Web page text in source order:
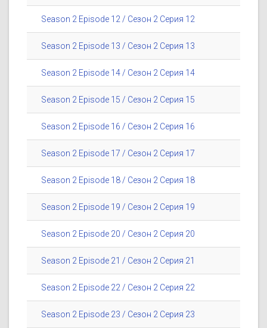
Season 2 Episode 12 / Сезон 2 Серия 12
Season 2 Episode 13 / Сезон 2 Серия 13
Season 2 Episode 14 / Сезон 2 Серия 14
Season 2 Episode 15 / Сезон 2 Серия 15
Season 2 Episode 16 / Сезон 2 Серия 16
Season 2 Episode 17 / Сезон 2 Серия 17
Season 2 Episode 18 / Сезон 2 Серия 18
Season 2 Episode 19 / Сезон 2 Серия 19
Season 2 Episode 20 / Сезон 2 Серия 20
Season 2 Episode 21 / Сезон 2 Серия 21
Season 2 Episode 22 / Сезон 2 Серия 22
Season 2 Episode 23 / Сезон 2 Серия 23